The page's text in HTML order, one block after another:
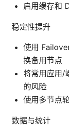
启用缓存和
稳定性提升
使用
换备用节点
将常用应用/
的风险
使用多节点
数据与统计